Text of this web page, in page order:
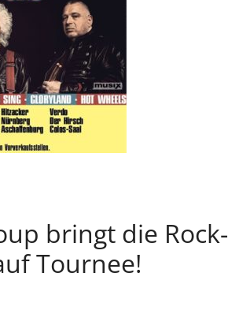
bringt die Rock-
Tournee!